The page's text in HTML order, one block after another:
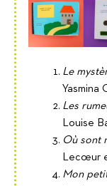
Le
Yasmina
Les
Louise
Où sont
Lecœur
Mon